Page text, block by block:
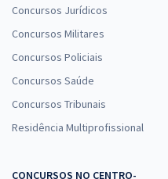
Concursos Jurídicos
Concursos Militares
Concursos Policiais
Concursos Saúde
Concursos Tribunais
Residência Multiprofissional
CONCURSOS NO CENTRO-